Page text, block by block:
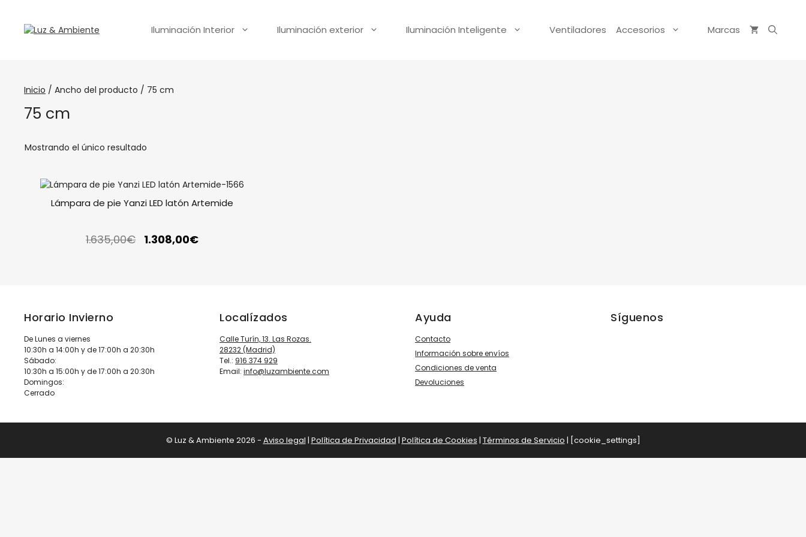
Iluminación Interior Iluminación exterior Iluminación Inteligente Ventiladores Accesorios Marcas
Inicio / Ancho del producto / 75 cm
75 cm
Mostrando el único resultado
Lámpara de pie Yanzi LED latón Artemide
1.635,00€ 1.308,00€
Horario Invierno
De Lunes a viernes
10:30h a 14:00h y de 17:00h a 20:30h
Sábado:
10:30h a 15:00h y de 17:00h a 20:30h
Domingos:
Cerrado
Localízados
Calle Turín, 13. Las Rozas.
28232 (Madrid)
Tel.: 916 374 929
Email: info@luzambiente.com
Ayuda
Contacto
Información sobre envíos
Condiciones de venta
Devoluciones
Síguenos
© Luz & Ambiente 2026 - Aviso legal | Política de Privacidad | Política de Cookies | Términos de Servicio | [cookie_settings]